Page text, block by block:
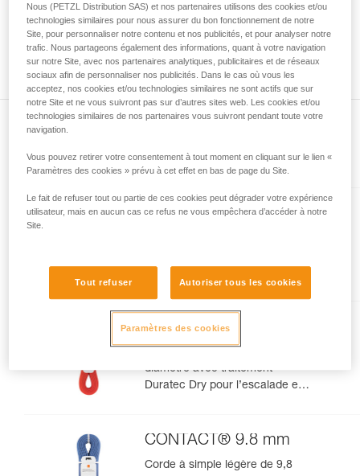
liées à votre activité. Il peut en exister d’autres
que nous ne décrivons pas ici.
neuve Petzl de 70 mètres pourra mesurer à minima 70
mètres et à maxima 73 mètres. De même pour la position du
milieu de corde, vous pouvez observer un écart entre les
deux extrémités de votre corde de 1,2 m.
Présent dans l'article
VOLTA® GUIDE 9 mm
RUMBA® 8 mm
diamètre avec traitement
Duratec Dry pour l’escalade en
CONTACT® 9.8 mm
Corde à simple légère de 9,8
Nous (PETZL Distribution SAS) et nos partenaires utilisons des cookies et/ou
technologies similaires pour nous assurer du bon fonctionnement de notre
Site, pour personnaliser notre contenu et nos publicités, et pour analyser notre
trafic. Nous partageons également des informations, quant à votre navigation
sur notre Site, avec nos partenaires analytiques, publicitaires et de réseaux
sociaux afin de personnaliser nos publicités. Dans le cas où vous les
acceptez, nos cookies et/ou technologies similaires ne sont actifs que sur
notre Site et ne vous suivront pas sur d’autres sites web. Les cookies et/ou
technologies similaires de nos partenaires vous suivront pendant toute votre
navigation.
Vous pouvez retirer votre consentement à tout moment en cliquant sur le lien «
Paramètres des cookies » prévu à cet effet en bas de page du Site.
Le fait de refuser tout ou partie de ces cookies peut dégrader votre expérience
utilisateur, mais en aucun cas ce refus ne vous empêchera d’accéder à notre
Site.
Tout refuser Autoriser tous les cookies
Paramètres des cookies